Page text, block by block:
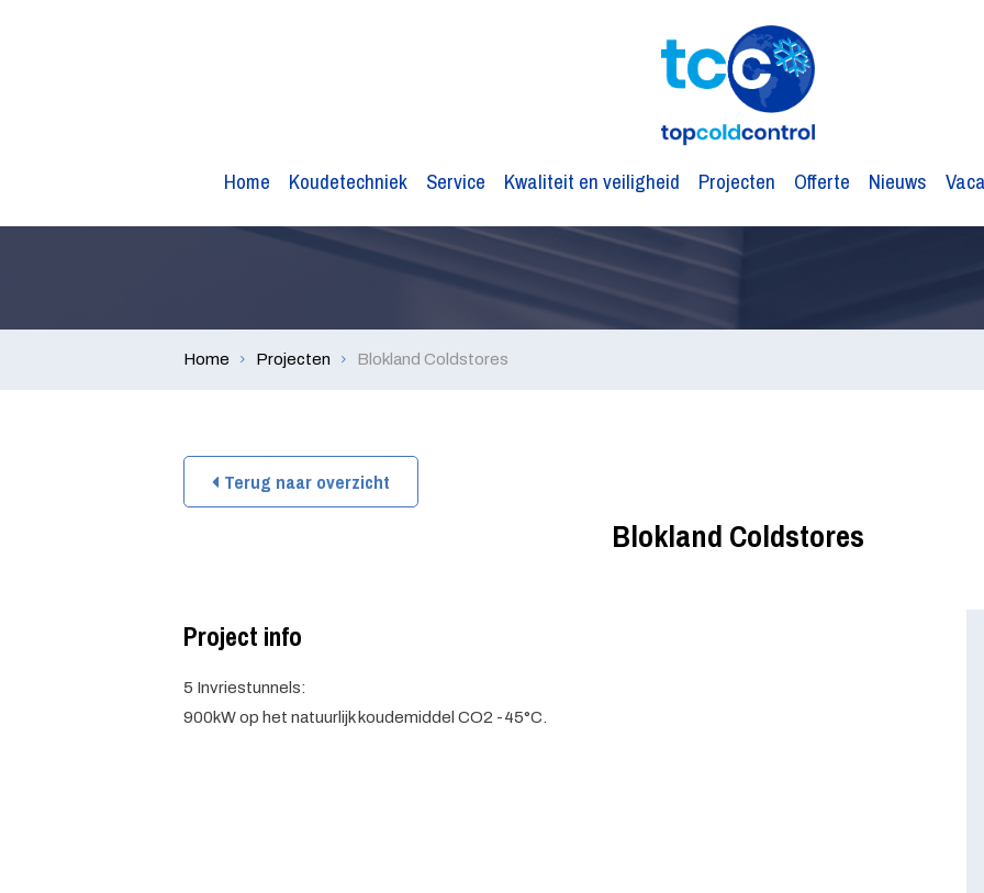
Home Koudetechniek Service Kwaliteit en veiligheid Projecten Offerte Nieuws
Home Projecten Blokland Coldstores
Terug naar overzicht
Blokland Coldstores
Project info
5 Invriestunnels:
900kW op het natuurlijk koudemiddel CO2 -45°C.